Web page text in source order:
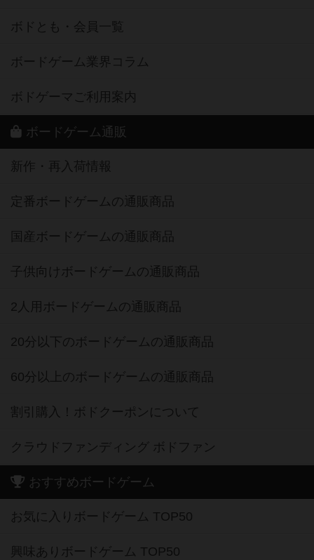
ボドとも・会員一覧
ボードゲーム業界コラム
ボドゲーマご利用案内
ボードゲーム通販
新作・再入荷情報
定番ボードゲームの通販商品
国産ボードゲームの通販商品
子供向けボードゲームの通販商品
2人用ボードゲームの通販商品
20分以下のボードゲームの通販商品
60分以上のボードゲームの通販商品
割引購入！ボドクーポンについて
クラウドファンディング ボドファン
おすすめボードゲーム
お気に入りボードゲーム TOP50
興味ありボードゲーム TOP50